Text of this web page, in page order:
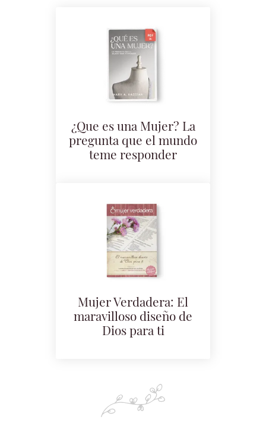
¿Que es una Mujer? La
pregunta que el mundo
teme responder
Mujer Verdadera: El
maravilloso diseño de
Dios para ti